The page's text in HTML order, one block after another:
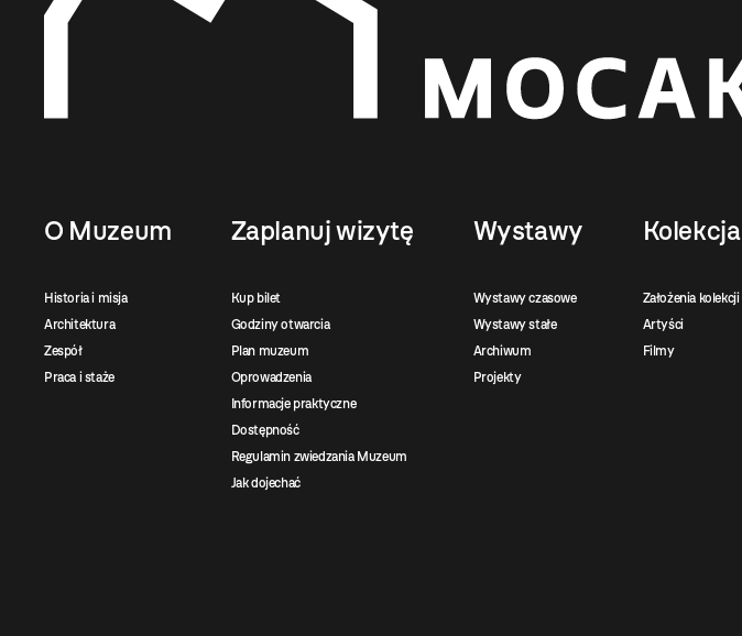
O Muzeum
Historia i misja
Architektura
Zespół
Praca i staże
Zaplanuj wizytę
Kup bilet
Godziny otwarcia
Plan muzeum
Oprowadzenia
Informacje praktyczne
Dostępność
Regulamin zwiedzania Muzeum
Jak dojechać
Wystawy
Wystawy czasowe
Wystawy stałe
Archiwum
Projekty
Kolekcja
Założenia kolekcji
Artyści
Filmy